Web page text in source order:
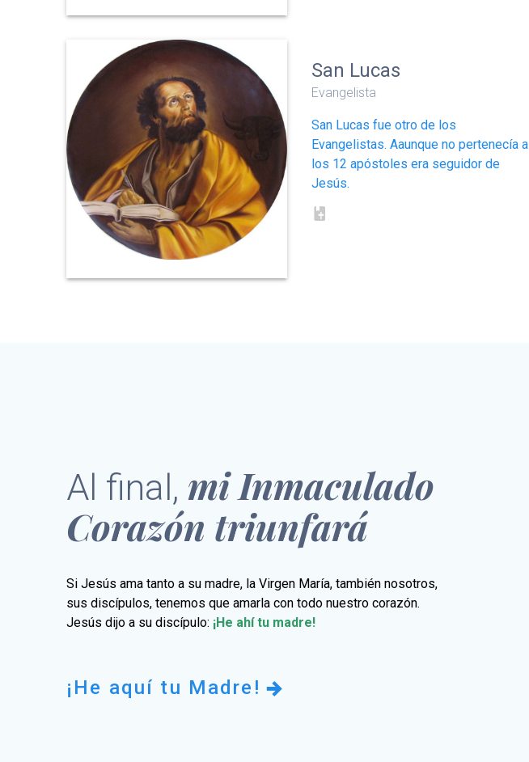
San Lucas
Evangelista
San Lucas fue otro de los
Evangelistas. Aaunque no pertenecía a
los 12 apóstoles era seguidor de
Jesús.
Al final,mi Inmaculado
Corazón triunfará
Si Jesús ama tanto a su madre, la Virgen María, también nosotros,
sus discípulos, tenemos que amarla con todo nuestro corazón.
Jesús dijo a su discípulo: ¡He ahí tu madre!
¡He aquí tu Madre!